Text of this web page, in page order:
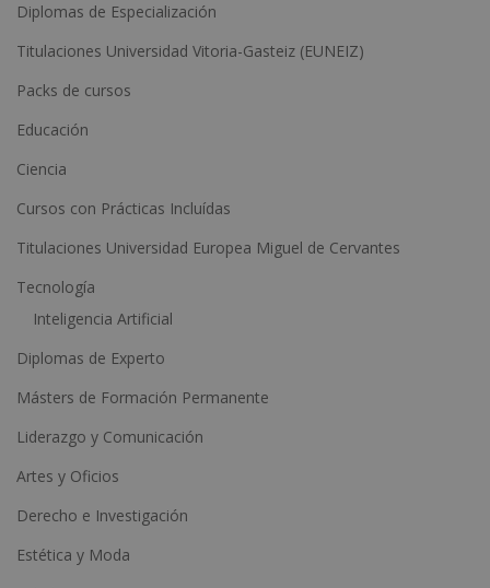
e
r
n
i
v
e
Diplomas de Especialización
Titulaciones Universidad Vitoria-Gasteiz (EUNEIZ)
Packs de cursos
Educación
Ciencia
Cursos con Prácticas Incluídas
Titulaciones Universidad Europea Miguel de Cervantes
Tecnología
Inteligencia Artificial
Diplomas de Experto
Másters de Formación Permanente
Liderazgo y Comunicación
Artes y Oficios
Derecho e Investigación
Estética y Moda